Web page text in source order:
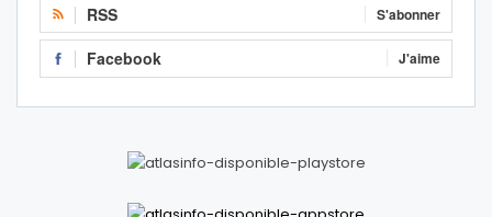
RSS S'abonner
Facebook J'aime